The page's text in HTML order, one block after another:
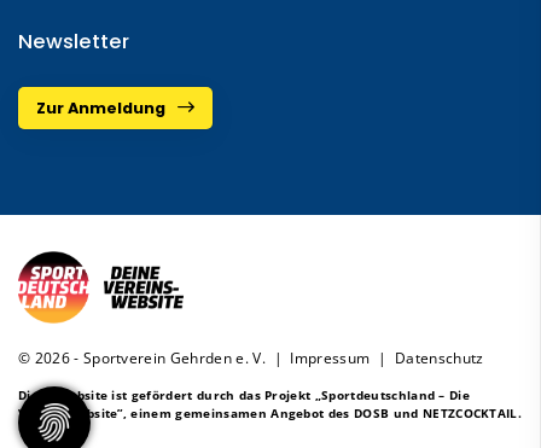
Newsletter
Zur Anmeldung
© 2026 - Sportverein Gehrden e. V. | Impressum | Datenschutz
Diese Website ist gefördert durch das Projekt „Sportdeutschland – Die
Vereinswebsite”, einem gemeinsamen Angebot des DOSB und NETZCOCKTAIL.